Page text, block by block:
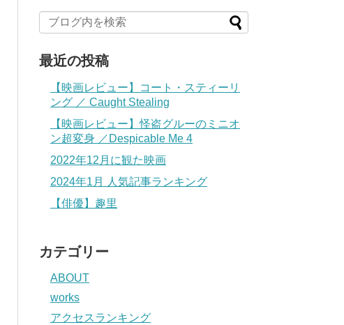
最近の投稿
【映画レビュー】コート・スティーリ
ング ／ Caught Stealing
【映画レビュー】怪盗グルーのミニオ
ン超変身 ／Despicable Me 4
2022年12月に観た映画
2024年1月 人気記事ランキング
【俳優】趣里
カテゴリー
ABOUT
works
アクセスランキング